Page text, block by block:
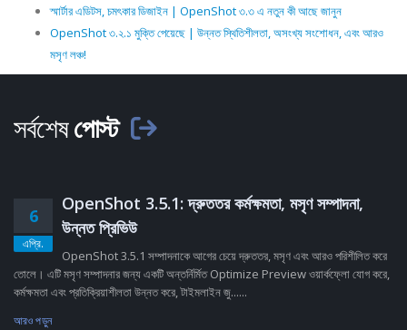
স্মার্টার এডিটস, চমৎকার ডিজাইন | OpenShot ৩.৩ এ নতুন কী আছে জানুন
OpenShot ৩.২.১ মুক্তি পেয়েছে | উন্নত স্থিতিশীলতা, অসংখ্য সংশোধন, এবং আরও
মসৃণ লঞ্চ!
সর্বশেষপোস্ট
6
এপ্রি.
OpenShot 3.5.1: দ্রুততর কর্মক্ষমতা, মসৃণ সম্পাদনা,
উন্নত প্রিভিউ
OpenShot 3.5.1 সম্পাদনাকে আগের চেয়ে দ্রুততর, মসৃণ এবং আরও পরিশীলিত করে
তোলে। এটি মসৃণ সম্পাদনার জন্য একটি অন্তর্নির্মিত Optimize Preview ওয়ার্কফ্লো যোগ করে,
কর্মক্ষমতা এবং প্রতিক্রিয়াশীলতা উন্নত করে, টাইমলাইন জু......
আরও পড়ুন